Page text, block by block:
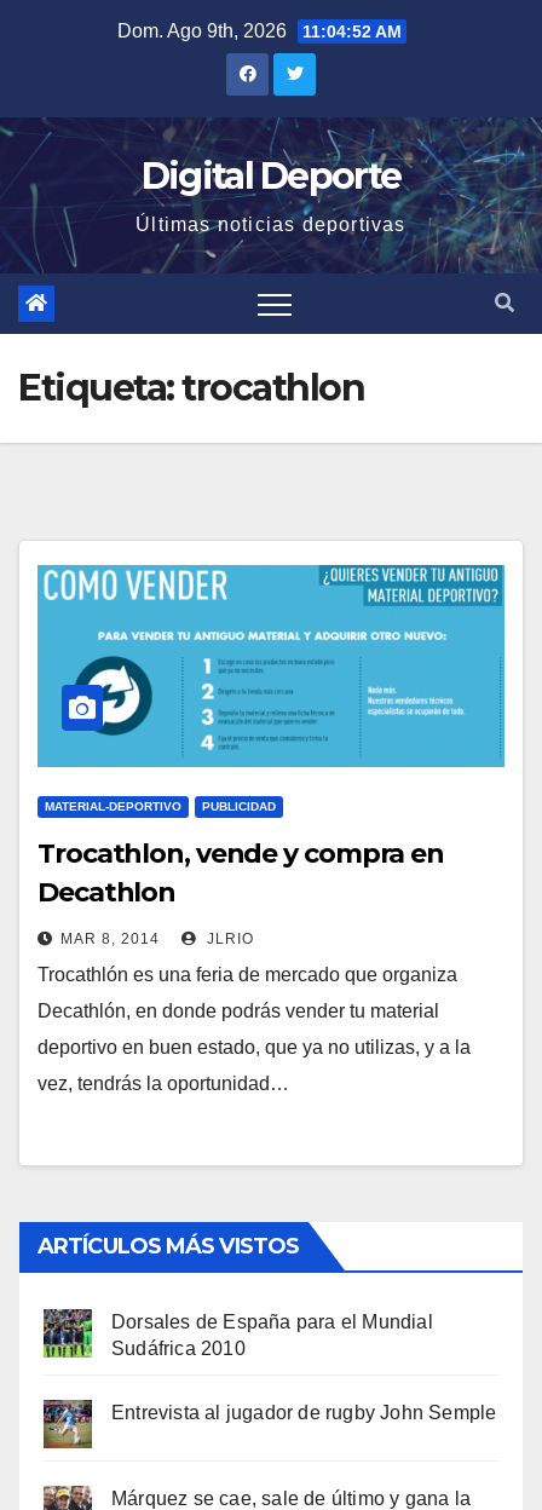
Dom. Ago 9th, 2026 11:04:53 AM
Digital Deporte
Últimas noticias deportivas
Etiqueta:trocathlon
MATERIAL-DEPORTIVO PUBLICIDAD
Trocathlon, vende y compra en
Decathlon
MAR 8, 2014 JLRIO
Trocathlón es una feria de mercado que organiza
Decathlón, en donde podrás vender tu material
deportivo en buen estado, que ya no utilizas, y a la
vez, tendrás la oportunidad…
ARTÍCULOS MÁS VISTOS
Dorsales de España para el Mundial
Sudáfrica 2010
Entrevista al jugador de rugby John Semple
Márquez se cae, sale de último y gana la